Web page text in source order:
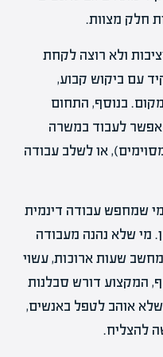
חלק מצוות.
ולא רוצה לקחת
עם ביקוש קבוע,
בנוסף, התחום
אפשר לעבוד במשרה
או לשלב עבודה
שמחפש עבודה דינמית
מי שלא נהנה מעבודה
שעות ארוכות, עשוי
המקצוע דורש סבלנות
אוהב לטפל באנשים,
להצליח.